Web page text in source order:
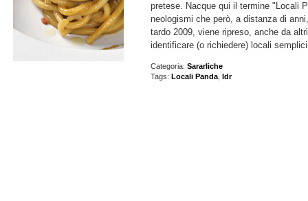
pretese. Nacque qui il termine "Locali
neologismi che però, a distanza di
tardo 2009, viene ripreso, anche da
identificare (o richiedere) locali
Categoria:Sararliche
Tags:Locali Panda ,Idr